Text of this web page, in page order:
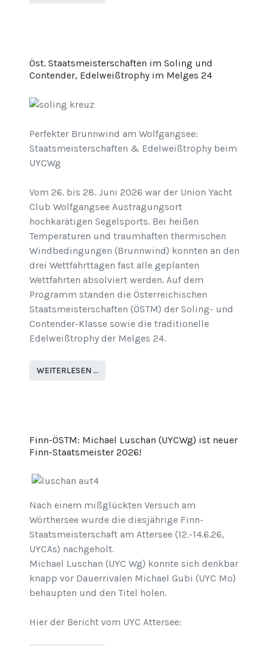
Öst. Staatsmeisterschaften im Soling und
Contender, Edelweißtrophy im Melges 24
Perfekter Brunnwind am Wolfgangsee:
Staatsmeisterschaften & Edelweißtrophy beim
UYCWg
Vom 26. bis 28. Juni 2026 war der Union Yacht
Club Wolfgangsee Austragungsort
hochkarätigen Segelsports. Bei heißen
Temperaturen und traumhaften thermischen
Windbedingungen (Brunnwind) konnten an den
drei Wettfahrttagen fast alle geplanten
Wettfahrten absolviert werden. Auf dem
Programm standen die Österreichischen
Staatsmeisterschaften (ÖSTM) der Soling- und
Contender-Klasse sowie die traditionelle
Edelweißtrophy der Melges 24.
WEITERLESEN …
Finn-ÖSTM: Michael Luschan (UYCWg) ist neuer
Finn-Staatsmeister 2026!
Nach einem mißglückten Versuch am
Wörthersee wurde die diesjährige Finn-
Staatsmeisterschaft am Attersee (12.-14.6.26,
UYCAs) nachgeholt.
Michael Luschan (UYC Wg) konnte sich denkbar
knapp vor Dauerrivalen Michael Gubi (UYC Mo)
behaupten und den Titel holen.
Hier der Bericht vom UYC Attersee: